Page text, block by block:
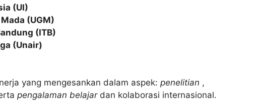
(UI)
(UGM)
(ITB)
(Unair)
yang mengesankan dalam aspek: penelitian ,
pengalaman belajar dan kolaborasi internasional.